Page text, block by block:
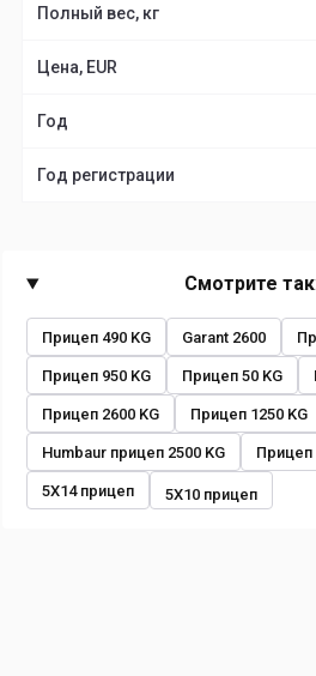
Полный вес, кг
Цена, EUR
Год
Год регистрации
Смотрите
Прицеп 490 KG Garant 2600
Прицеп 950 KG Прицеп 50 KG
Прицеп 2600 KG Прицеп 1250 KG
Humbaur прицеп 2500 KG Прицеп
5X14 прицеп 5X10 прицеп